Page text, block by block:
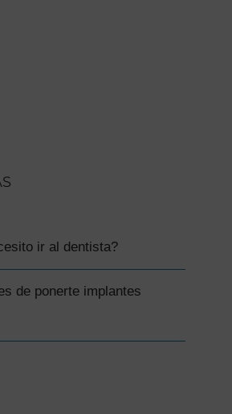
ir al dentista?
de ponerte implantes